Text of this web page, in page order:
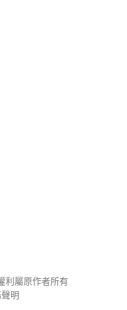
利屬原作者所有
明